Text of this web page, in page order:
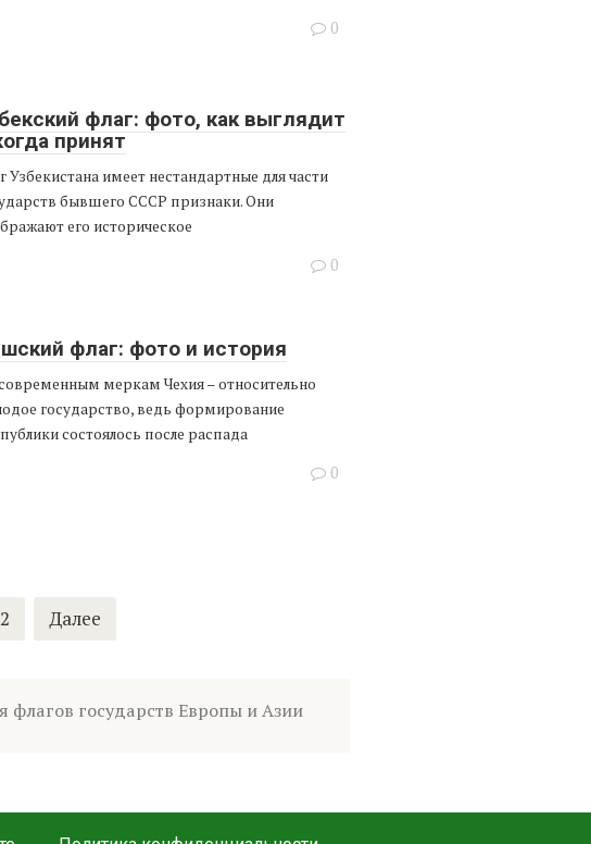
0
флаг: фото, как выглядит
принят
Узбекистана имеет нестандартные для части
бывшего СССР признаки. Они
его историческое
0
флаг: фото и история
меркам Чехия – относительно
государство, ведь формирование
состоялось после распада
0
Далее
флагов государств Европы и Азии